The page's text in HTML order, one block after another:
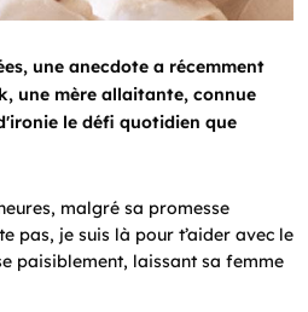
une anecdote a récemment
une mère allaitante, connue
le défi quotidien que
malgré sa promesse
pas, je suis là pour t’aider avec le
paisiblement, laissant sa femme